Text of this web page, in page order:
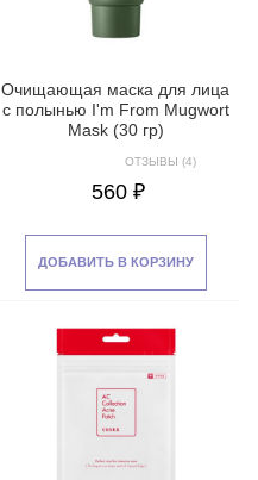
Очищающая маска для лица
с полынью I'm From Mugwort
Mask (30 гр)
ОТЗЫВЫ (4)
560 ₽
ДОБАВИТЬ В КОРЗИНУ